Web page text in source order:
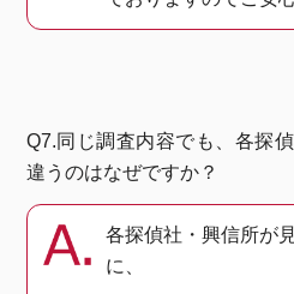
Q7.同じ調査内容でも、各探
違うのはなぜですか？
各探偵社・興信所が
に、